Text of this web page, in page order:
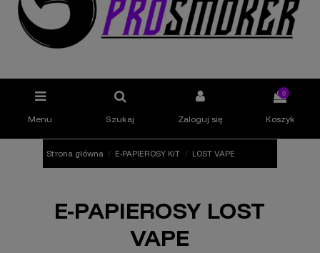
Menu Szukaj Zaloguj się
0
Koszyk
Strona główna E-PAPIEROSY KIT LOST VAPE
E-PAPIEROSY LOST
VAPE